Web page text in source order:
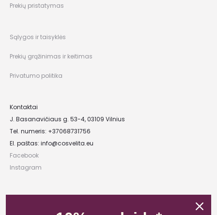
Prekių pristatymas
Sąlygos ir taisyklės
Prekių grąžinimas ir keitimas
Privatumo politika
Kontaktai
J. Basanavičiaus g. 53-4, 03109 Vilnius
Tel. numeris: +37068731756
El. paštas: info@cosvelita.eu
Facebook
Instagram
Įmonės kodas: 303481944